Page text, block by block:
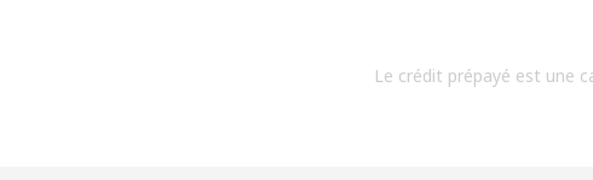
Le crédit prépayé est une